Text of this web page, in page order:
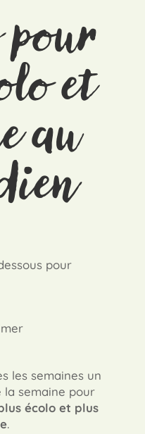
pour
et
au
pour
les semaines un
la semaine pour
écolo et plus
.